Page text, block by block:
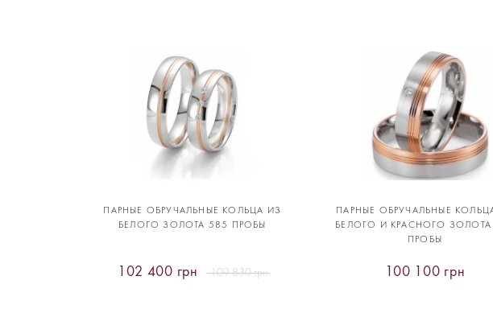
ПАРНЫЕ ОБРУЧАЛЬНЫЕ КОЛЬЦА ИЗ
БЕЛОГО ЗОЛОТА 585 ПРОБЫ
102 400 грн 109 830 грн
ПАРНЫЕ ОБРУЧАЛЬНЫЕ
БЕЛОГО И КРАСНОГО ЗОЛОТА
ПРОБЫ
100 100 грн